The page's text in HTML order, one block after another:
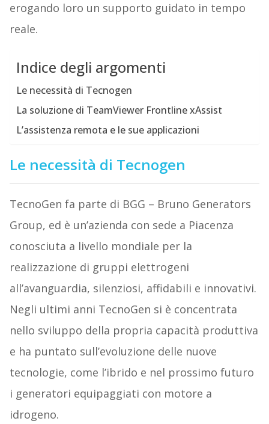
erogando loro un supporto guidato in tempo
reale.
Indice degli argomenti
Le necessità di Tecnogen
La soluzione di TeamViewer Frontline xAssist
L’assistenza remota e le sue applicazioni
Le necessità di Tecnogen
TecnoGen fa parte di BGG – Bruno Generators
Group, ed è un’azienda con sede a Piacenza
conosciuta a livello mondiale per la
realizzazione di gruppi elettrogeni
all’avanguardia, silenziosi, affidabili e innovativi.
Negli ultimi anni TecnoGen si è concentrata
nello sviluppo della propria capacità produttiva
e ha puntato sull’evoluzione delle nuove
tecnologie, come l’ibrido e nel prossimo futuro
i generatori equipaggiati con motore a
idrogeno.